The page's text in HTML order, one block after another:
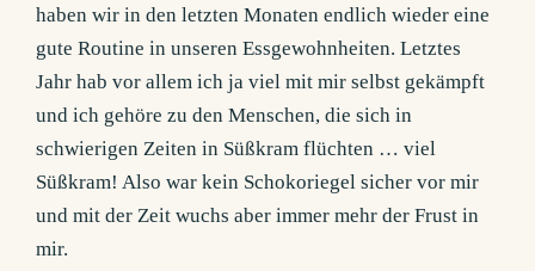
haben wir in den letzten Monaten endlich wieder eine
gute Routine in unseren Essgewohnheiten. Letztes
Jahr hab vor allem ich ja viel mit mir selbst gekämpft
und ich gehöre zu den Menschen, die sich in
schwierigen Zeiten in Süßkram flüchten … viel
Süßkram! Also war kein Schokoriegel sicher vor mir
und mit der Zeit wuchs aber immer mehr der Frust in
mir.